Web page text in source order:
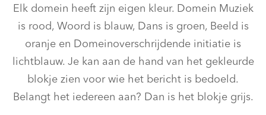
Elk domein heeft zijn eigen kleur. Domein Muziek
is rood, Woord is blauw, Dans is groen, Beeld is
oranje en Domeinoverschrijdende initiatie is
lichtblauw. Je kan aan de hand van het gekleurde
blokje zien voor wie het bericht is bedoeld.
Belangt het iedereen aan? Dan is het blokje grijs.